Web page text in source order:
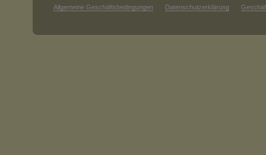
Allgemeine Geschäftsbedingungen Datenschutzerklärung